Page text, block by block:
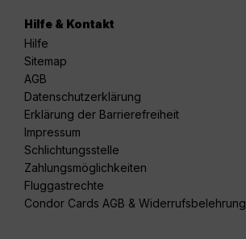
Hilfe & Kontakt
Hilfe
Sitemap
AGB
Datenschutzerklärung
Erklärung der Barrierefreiheit
Impressum
Schlichtungsstelle
Zahlungsmöglichkeiten
Fluggastrechte
Condor Cards AGB & Widerrufsbelehrung